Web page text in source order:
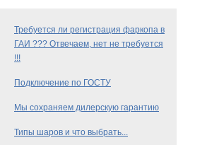
Требуется ли регистрация фаркопа в
ГАИ ??? Отвечаем, нет не требуется
!!!
Подключение по ГОСТУ
Мы сохраняем дилерскую гарантию
Типы шаров и что выбрать...